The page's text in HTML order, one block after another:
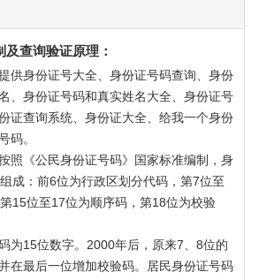
查询验证原理：
供身份证号大全、身份证号码查询、身份
、身份证号码和真实姓名大全、身份证号
证查询系统、身份证大全、给我一个身份
码。
《公民身份证号码》国家标准编制，身
成：前6位为行政区划分代码，第7位至
15位至17位为顺序码，第18位为校验
15位数字。2000年后，原来7、8位的
在最后一位增加校验码。居民身份证号码